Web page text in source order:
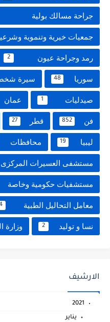
جراحة مسالك بولية
جمعيات خيرية وتنموية
رمد وجراحة عيون 2
سوريا 48 سيرة
صيدليات 1 عمان
فن 852 قطر 27
ليبيا 19 محافظات
مستشفى العسيرات المركزى
مستشفيات حكومية وخاصة
معامل التحاليل الطبية
نسا و توليد 2 وزارة
الارشيف
2021
يناير